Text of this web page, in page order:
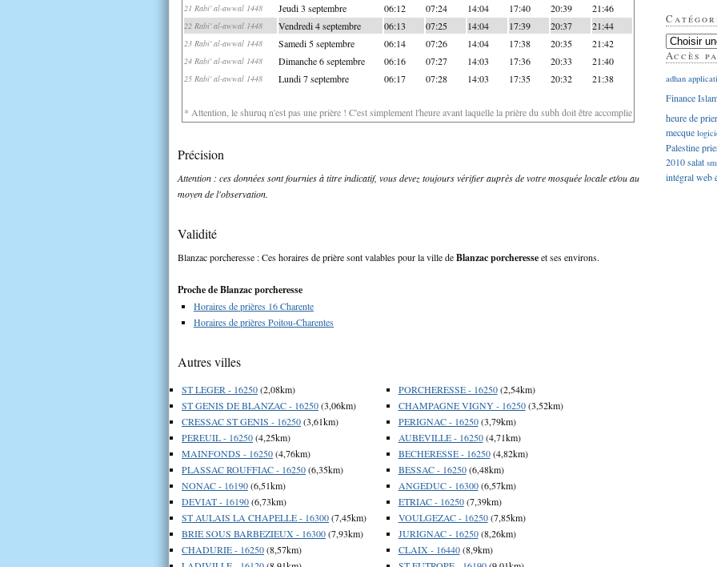
21 Rabi' al-awwal 1448 Jeudi 3 septembre 06:12 07:24 14:04 17:40 20:39 21:46
22 Rabi' al-awwal 1448 Vendredi 4 septembre 06:13 07:25 14:04 17:39 20:37 21:44
23 Rabi' al-awwal 1448 Samedi 5 septembre 06:14 07:26 14:04 17:38 20:35 21:42
24 Rabi' al-awwal 1448 Dimanche 6 septembre 06:16 07:27 14:03 17:36 20:33 21:40
25 Rabi' al-awwal 1448 Lundi 7 septembre 06:17 07:28 14:03 17:35 20:32 21:38
* Attention, le shuruq n'est pas une prière ! C'est simplement l'heure avant laquelle la prière du subh doit être accomplie
Précision
Attention : ces données sont fournies à titre indicatif, vous devez toujours vérifier auprès de votre mosquée locale et/ou au
moyen de l'observation.
Validité
Blanzac porcheresse : Ces horaires de prière sont valables pour la ville deBlanzac porcheresseet ses environs.
Proche de Blanzac porcheresse
Horaires de prières 16 Charente
Horaires de prières Poitou-Charentes
Autres villes
ST LEGER - 16250(2,08km)
ST GENIS DE BLANZAC - 16250(3,06km)
CRESSAC ST GENIS - 16250(3,61km)
PEREUIL - 16250(4,25km)
MAINFONDS - 16250(4,76km)
PLASSAC ROUFFIAC - 16250(6,35km)
NONAC - 16190(6,51km)
DEVIAT - 16190(6,73km)
ST AULAIS LA CHAPELLE - 16300(7,45km)
BRIE SOUS BARBEZIEUX - 16300(7,93km)
CHADURIE - 16250(8,57km)
PORCHERESSE - 16250(2,54km)
CHAMPAGNE VIGNY - 16250(3,52km)
PERIGNAC - 16250(3,79km)
AUBEVILLE - 16250(4,71km)
BECHERESSE - 16250(4,82km)
BESSAC - 16250(6,48km)
ANGEDUC - 16300(6,57km)
ETRIAC - 16250(7,39km)
VOULGEZAC - 16250(7,85km)
JURIGNAC - 16250(8,26km)
CLAIX - 16440(8,9km)
Accès
adhan
Finance
heure de
mecque
Palestine
2010salat
intégralweb